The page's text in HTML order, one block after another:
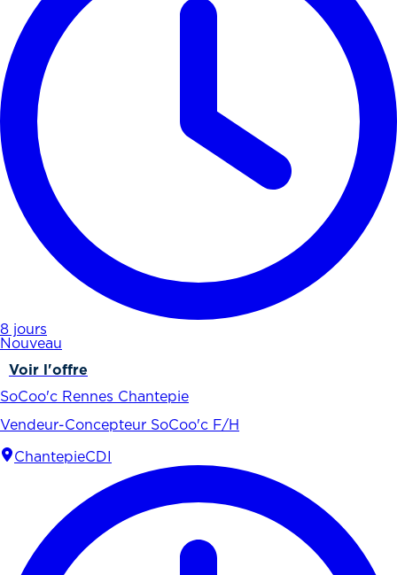
8 jours
Nouveau
Voir l'offre
SoCoo'c Rennes Chantepie
Vendeur-Concepteur SoCoo'c F/H
ChantepieCDI